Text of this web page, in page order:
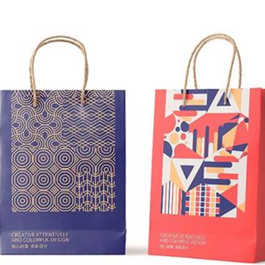
SHFAQJE
SHEMBULLORE
e shtypit flekso Stack ka një gamë të gjerë
aplikimi dhe është shumë e
ndaj materialeve të ndryshme, siç